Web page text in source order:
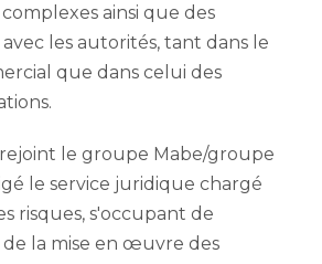
ainsi que des
les autorités, tant dans le
que dans celui des
le groupe Mabe/groupe
le service juridique chargé
risques, s'occupant de
de la mise en œuvre des